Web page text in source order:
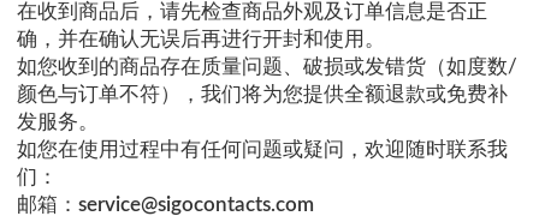
在收到商品后，请先检查商品外观及订单信息是否正
确，并在确认无误后再进行开封和使用。
如您收到的商品存在质量问题、破损或发错货（如度数/
颜色与订单不符），我们将为您提供全额退款或免费补
发服务。
如您在使用过程中有任何问题或疑问，欢迎随时联系我
们：
邮箱：service@sigocontacts.com